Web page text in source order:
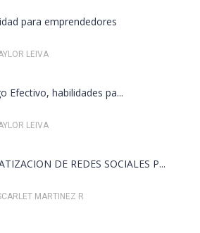
para emprendedores
LEIVA
Efectivo, habilidades pa...
LEIVA
DE REDES SOCIALES P...
MARTINEZ R